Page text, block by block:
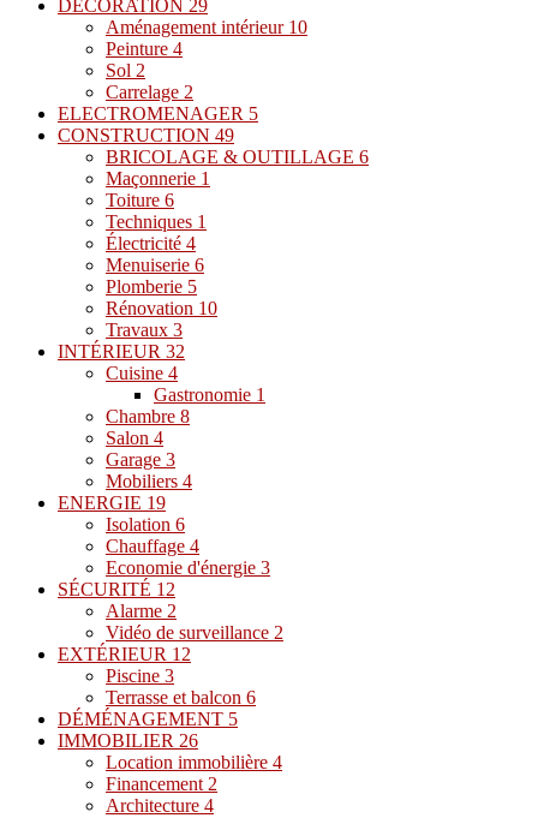
DÉCORATION 29
Aménagement intérieur 10
Peinture 4
Sol 2
Carrelage 2
ELECTROMENAGER 5
CONSTRUCTION 49
BRICOLAGE & OUTILLAGE 6
Maçonnerie 1
Toiture 6
Techniques 1
Électricité 4
Menuiserie 6
Plomberie 5
Rénovation 10
Travaux 3
INTÉRIEUR 32
Cuisine 4
Gastronomie 1
Chambre 8
Salon 4
Garage 3
Mobiliers 4
ENERGIE 19
Isolation 6
Chauffage 4
Economie d'énergie 3
SÉCURITÉ 12
Alarme 2
Vidéo de surveillance 2
EXTÉRIEUR 12
Piscine 3
Terrasse et balcon 6
DÉMÉNAGEMENT 5
IMMOBILIER 26
Location immobilière 4
Financement2
Architecture 4